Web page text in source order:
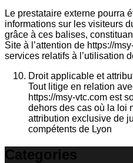
Le prestataire externe pourra
informations sur les visiteurs
grâce à ces balises,
Site à l’attention de https://
services relatifs à l’utilisation
Droit applicable et
Tout litige en relation
https://msy-vtc.com est
dehors des cas où la loi
attribution exclusive de
compétents de Lyon
Categories